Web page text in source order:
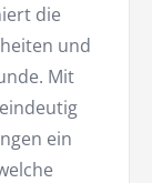
die
und
Mit
ein